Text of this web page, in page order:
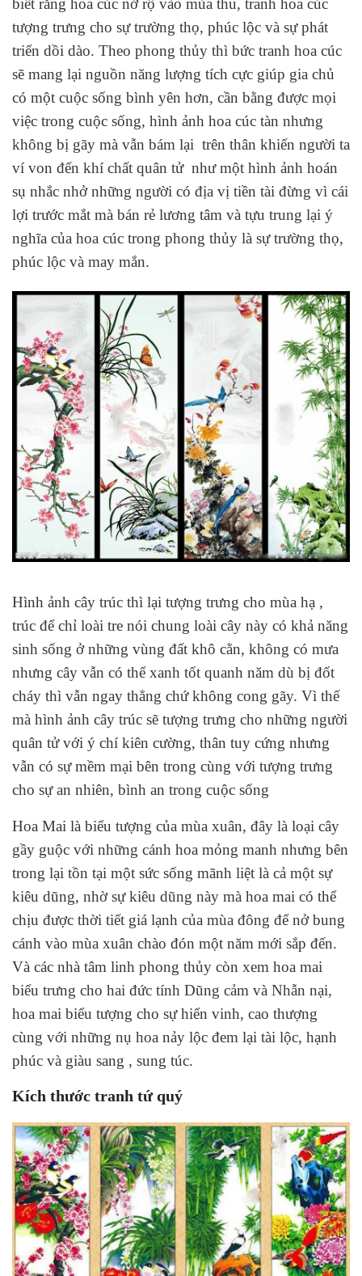
biết rằng hoa cúc nở rộ vào mùa thu, tranh hoa cúc
tượng trưng cho sự trường thọ, phúc lộc và sự phát
triển dồi dào. Theo phong thủy thì bức tranh hoa cúc
sẽ mang lại nguồn năng lượng tích cực giúp gia chủ
có một cuộc sống bình yên hơn, cần bằng được mọi
việc trong cuộc sống, hình ảnh hoa cúc tàn nhưng
không bị gãy mà vẫn bám lại trên thân khiến người ta
ví von đến khí chất quân tử như một hình ảnh hoán
sụ nhắc nhở những người có địa vị tiền tài đừng vì cái
lợi trước mắt mà bán rẻ lương tâm và tựu trung lại ý
nghĩa của hoa cúc trong phong thủy là sự trường thọ,
phúc lộc và may mắn.
Hình ảnh cây trúc thì lại tượng trưng cho mùa hạ ,
trúc để chỉ loài tre nói chung loài cây này có khả năng
sinh sống ở những vùng đất khô cằn, không có mưa
nhưng cây vẫn có thể xanh tốt quanh năm dù bị đốt
cháy thì vẫn ngay thẳng chứ không cong gãy. Vì thế
mà hình ảnh cây trúc sẽ tượng trưng cho những người
quân tử với ý chí kiên cường, thân tuy cứng nhưng
vẫn có sự mềm mại bên trong cùng với tượng trưng
cho sự an nhiên, bình an trong cuộc sống
Hoa Mai là biểu tượng của mùa xuân, đây là loại cây
gầy guộc với những cánh hoa mỏng manh nhưng bên
trong lại tồn tại một sức sống mãnh liệt là cả một sự
kiêu dũng, nhờ sự kiêu dũng này mà hoa mai có thể
chịu được thời tiết giá lạnh của mùa đông để nở bung
cánh vào mùa xuân chào đón một năm mới sắp đến.
Và các nhà tâm linh phong thủy còn xem hoa mai
biểu trưng cho hai đức tính Dũng cảm và Nhẫn nại,
hoa mai biểu tượng cho sự hiển vinh, cao thượng
cùng với những nụ hoa nảy lộc đem lại tài lộc, hạnh
phúc và giàu sang , sung túc.
Kích thước tranh tứ quý